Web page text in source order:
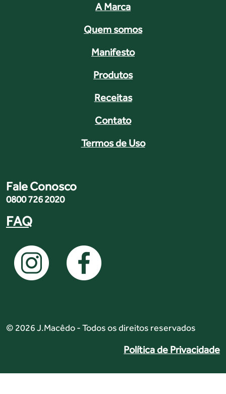
A Marca
Quem somos
Manifesto
Produtos
Receitas
Contato
Termos de Uso
Fale Conosco
0800 726 2020
FAQ
© 2026 J.Macêdo - Todos os direitos reservados
Política de Privacidade